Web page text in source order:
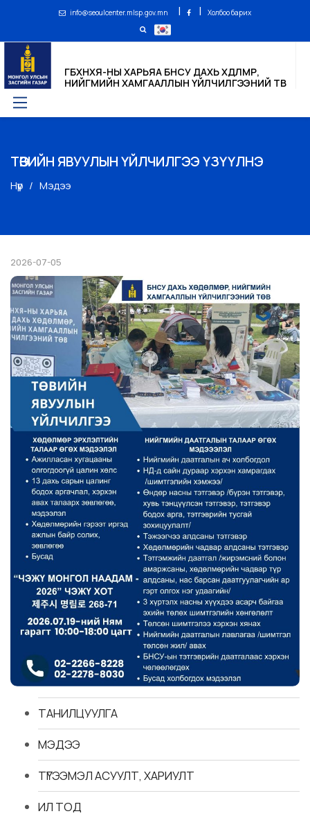
info@seoulcenter.mlsp.gov.mn | | Холбоо барих
ГБХНХЯ-НЫ ХАРЬЯА БНСУ ДАХЬ ХӨДӨЛМӨР,
НИЙГМИЙН ХАМГААЛЛЫН ҮЙЛЧИЛГЭЭНИЙ ТӨВ
ТӨВИЙН ЯВУУЛЫН ҮЙЛЧИЛГЭЭ ҮЗҮҮЛНЭ
Нүүр Мэдээ
2026-07-05
ТАНИЛЦУУЛГА
МЭДЭЭ
ТҮГЭЭМЭЛ АСУУЛТ, ХАРИУЛТ
ИЛ ТОД